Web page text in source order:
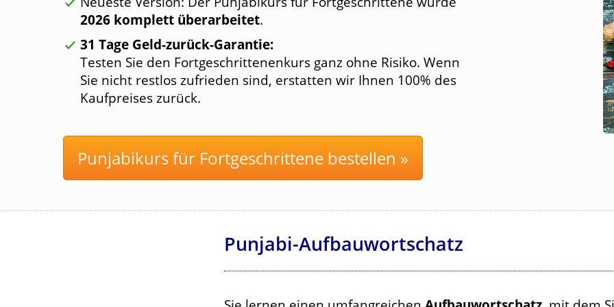
2026 komplett überarbeitet.
31 Tage Geld-zurück-Garantie:
Testen Sie den Fortgeschrittenenkurs ganz ohne Risiko. Wenn
Sie nicht restlos zufrieden sind, erstatten wir Ihnen 100% des
Kaufpreises zurück.
Punjabikurs für Fortgeschrittene bestellen »
Punjabi-Aufbauwortschatz